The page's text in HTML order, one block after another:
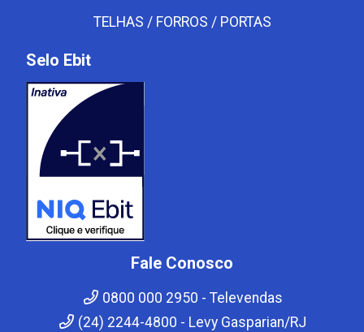
TELHAS / FORROS / PORTAS
Selo Ebit
Fale Conosco
0800 000 2950 - Televendas
(24) 2244-4800 - Levy Gasparian/RJ